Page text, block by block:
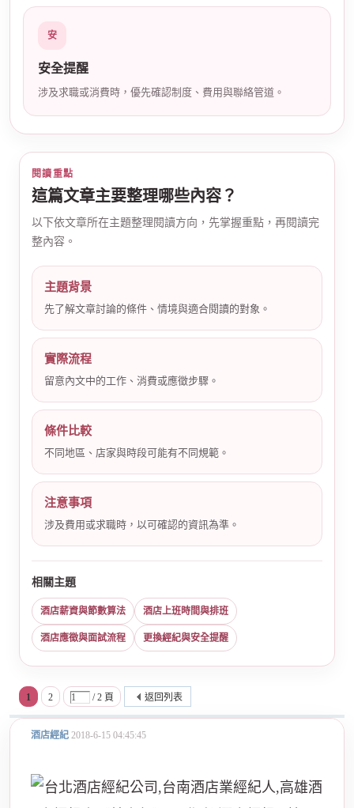
安
安全提醒
涉及求職或消費時，優先確認制度、費用與聯絡管道。
閱讀重點
這篇文章主要整理哪些內容？
以下依文章所在主題整理閱讀方向，先掌握重點，再閱讀完
整內容。
主題背景
先了解文章討論的條件、情境與適合閱讀的對象。
實際流程
留意內文中的工作、消費或應徵步驟。
條件比較
不同地區、店家與時段可能有不同規範。
注意事項
涉及費用或求職時，以可確認的資訊為準。
相關主題
酒店薪資與節數算法 酒店上班時間與排班
酒店應徵與面試流程 更換經紀與安全提醒
1 2 / 2 頁 返回列表
酒店經紀 2018-6-15 04:45:45